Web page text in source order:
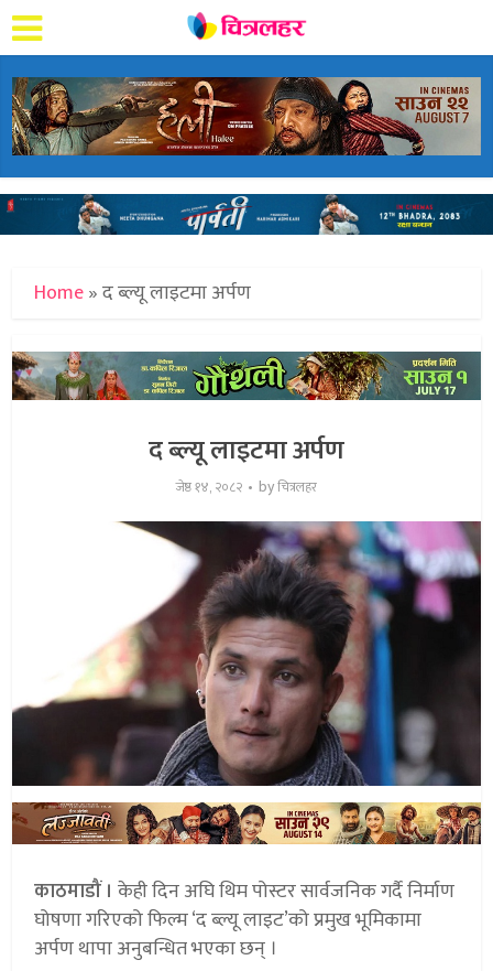
Home»द ब्ल्यू लाइटमा अर्पण
द ब्ल्यू लाइटमा अर्पण
जेष्ठ १४, २०८२ byचित्रलहर
काठमाडौं । केही दिन अघि थिम पोस्टर सार्वजनिक गर्दै निर्माण
घोषणा गरिएको फिल्म ‘द ब्ल्यू लाइट’को प्रमुख भूमिकामा
अर्पण थापा अनुबन्धित भएका छन् ।